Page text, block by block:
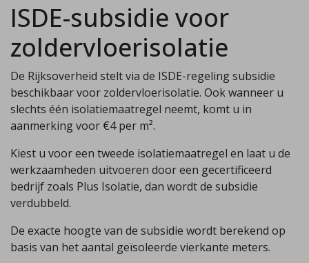
ISDE-subsidie voor
zoldervloerisolatie
De Rijksoverheid stelt via de ISDE-regeling subsidie
beschikbaar voor zoldervloerisolatie. Ook wanneer u
slechts één isolatiemaatregel neemt, komt u in
aanmerking voor €4 per m².
Kiest u voor een tweede isolatiemaatregel en laat u de
werkzaamheden uitvoeren door een gecertificeerd
bedrijf zoals Plus Isolatie, dan wordt de subsidie
verdubbeld.
De exacte hoogte van de subsidie wordt berekend op
basis van het aantal geïsoleerde vierkante meters.